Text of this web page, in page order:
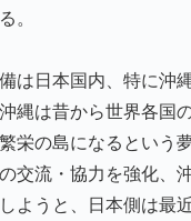
。
は日本国内、特に沖
縄は昔から世界各国
栄の島になるという
交流・協力を強化、
ようと、日本側は最